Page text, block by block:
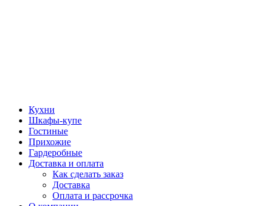
Кухни
Шкафы-купе
Гостиные
Прихожие
Гардеробные
Доставка и оплата
Как сделать заказ
Доставка
Оплата и рассрочка